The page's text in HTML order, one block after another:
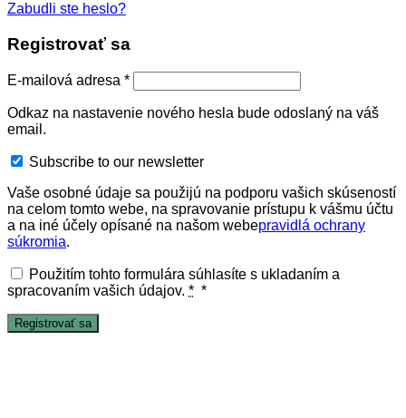
Zabudli ste heslo?
Registrovať sa
E-mailová adresa *
Odkaz na nastavenie nového hesla bude odoslaný na váš
email.
Subscribe to our newsletter
Vaše osobné údaje sa použijú na podporu vašich skúseností
na celom tomto webe, na spravovanie prístupu k vášmu účtu
a na iné účely opísané na našom webepravidlá ochrany
súkromia.
Použitím tohto formulára súhlasíte s ukladaním a
spracovaním vašich údajov. * *
Registrovať sa